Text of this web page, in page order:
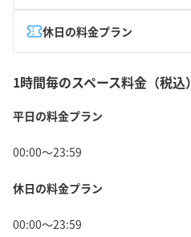
休日の料金プラン
1時間毎のスペース料金（税込）
平日の料金プラン
00:00〜23:59
休日の料金プラン
00:00〜23:59